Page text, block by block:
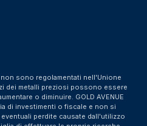
sono regolamentati nell'Unione
dei metalli preziosi possono essere
o diminuire. GOLD AVENUE
di investimenti o fiscale e non si
perdite causate dall'utilizzo